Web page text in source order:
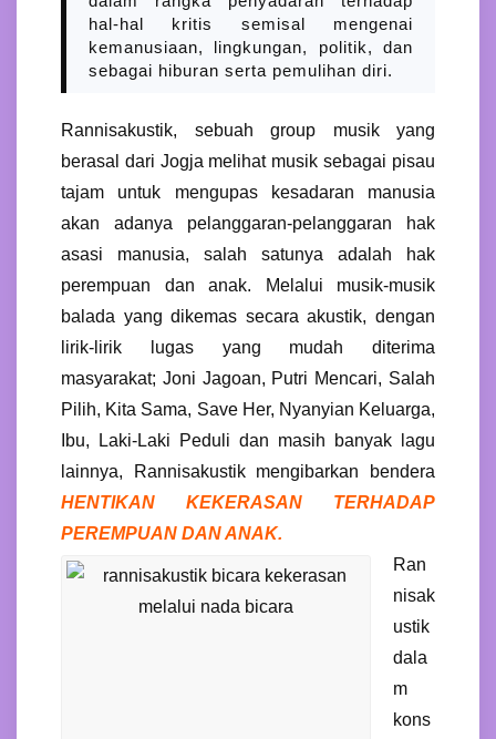
hal-hal kritis semisal mengenai
kemanusiaan, lingkungan, politik, dan
sebagai hiburan serta pemulihan diri.
Rannisakustik, sebuah group musik yang
berasal dari Jogja melihat musik sebagai pisau
tajam untuk mengupas kesadaran manusia
akan adanya pelanggaran-pelanggaran hak
asasi manusia, salah satunya adalah hak
perempuan dan anak. Melalui musik-musik
balada yang dikemas secara akustik, dengan
lirik-lirik lugas yang mudah diterima
masyarakat; Joni Jagoan, Putri Mencari, Salah
Pilih, Kita Sama, Save Her, Nyanyian Keluarga,
Ibu, Laki-Laki Peduli dan masih banyak lagu
lainnya, Rannisakustik mengibarkan bendera
HENTIKAN KEKERASAN TERHADAP
PEREMPUAN DAN ANAK.
Ran
nisak
ustik
dala
m
kons